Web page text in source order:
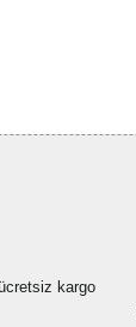
kargo